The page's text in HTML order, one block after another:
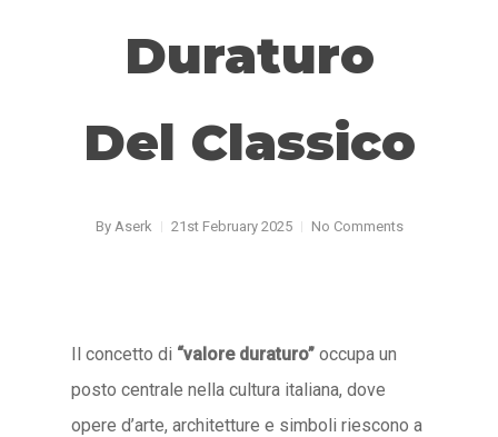
Duraturo
Del Classico
By Aserk 21st February 2025 No Comments
Il concetto di “valore duraturo” occupa un
posto centrale nella cultura italiana, dove
opere d’arte, architetture e simboli riescono a